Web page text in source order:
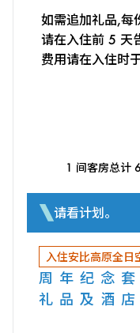
入住安比高原全日
周年纪念
礼品及酒
如需追加礼品,每
请在入住前 5 天
费用请在入住时
1 间客房总计
请看计划。